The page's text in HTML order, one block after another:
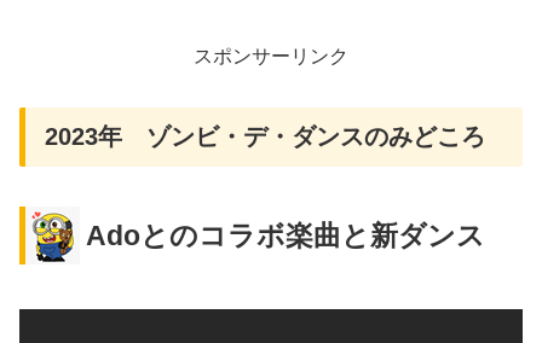
スポンサーリンク
2023年 ゾンビ・デ・ダンスのみどころ
Adoとのコラボ楽曲と新ダンス